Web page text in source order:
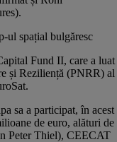
ul spațial bulgăresc
Fund II, care a luat
și Reziliență (PNRR) al
sa a participat, în acest
de euro, alături de
Peter Thiel), CEECAT